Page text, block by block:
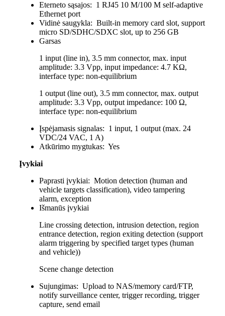
Eterneto sąsajos: 1 RJ45 10 M/100 M self-adaptive
Ethernet port
Vidinė saugykla: Built-in memory card slot, support
micro SD/SDHC/SDXC slot, up to 256 GB
Garsas
1 input (line in), 3.5 mm connector, max. input
amplitude: 3.3 Vpp, input impedance: 4.7 KΩ,
interface type: non-equilibrium
1 output (line out), 3.5 mm connector, max. output
amplitude: 3.3 Vpp, output impedance: 100 Ω,
interface type: non-equilibrium
Įspėjamasis signalas: 1 input, 1 output (max. 24
VDC/24 VAC, 1 A)
Atkūrimo mygtukas: Yes
Įvykiai
Paprasti įvykiai: Motion detection (human and
vehicle targets classification), video tampering
alarm, exception
Išmanūs įvykiai
Line crossing detection, intrusion detection, region
entrance detection, region exiting detection (support
alarm triggering by specified target types (human
and vehicle))
Scene change detection
Sujungimas: Upload to NAS/memory card/FTP,
notify surveillance center, trigger recording, trigger
capture, send email